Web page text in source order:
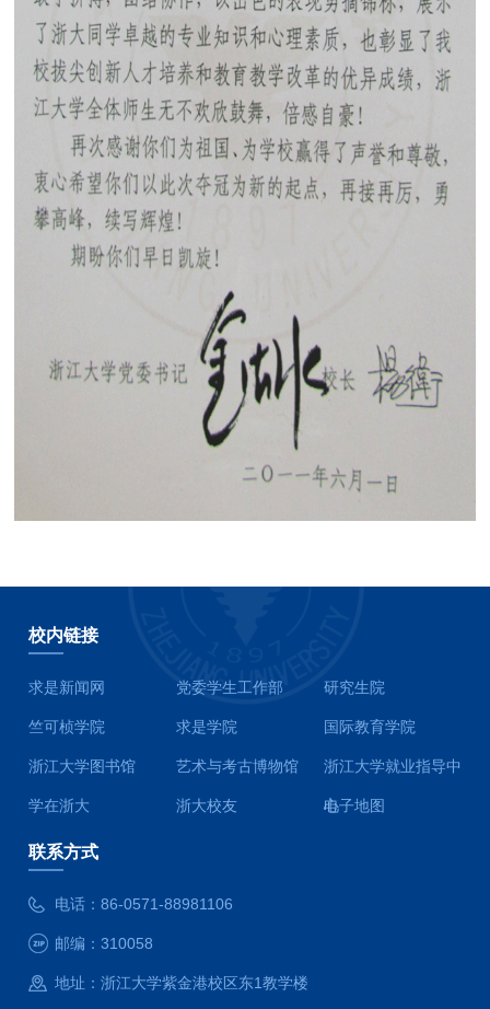
校内链接
求是新闻网 党委学生工作部 研究生院
竺可桢学院 求是学院 国际教育学院
浙江大学图书馆 艺术与考古博物馆 浙江大学就业指导中
心
学在浙大 浙大校友 电子地图
联系方式
电话：86-0571-88981106
邮编：310058
地址：浙江大学紫金港校区东1教学楼